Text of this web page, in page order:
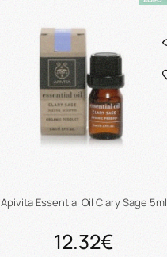
Apivita Essential Oil Clary Sage 5ml
12.32€